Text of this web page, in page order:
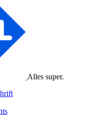
Alles super.